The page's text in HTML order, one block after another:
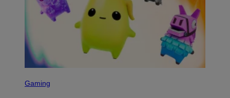
C
Gaming